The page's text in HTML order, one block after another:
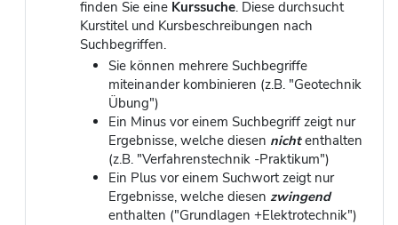
finden Sie eine Kurssuche. Diese durchsucht
Kurstitel und Kursbeschreibungen nach
Suchbegriffen.
Sie können mehrere Suchbegriffe
miteinander kombinieren (z.B. "Geotechnik
Übung")
Ein Minus vor einem Suchbegriff zeigt nur
Ergebnisse, welche diesen nichtenthalten
(z.B. "Verfahrenstechnik -Praktikum")
Ein Plus vor einem Suchwort zeigt nur
Ergebnisse, welche diesenzwingend
enthalten ("Grundlagen +Elektrotechnik")